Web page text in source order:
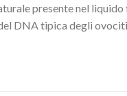
presente nel
DNA tipica degli